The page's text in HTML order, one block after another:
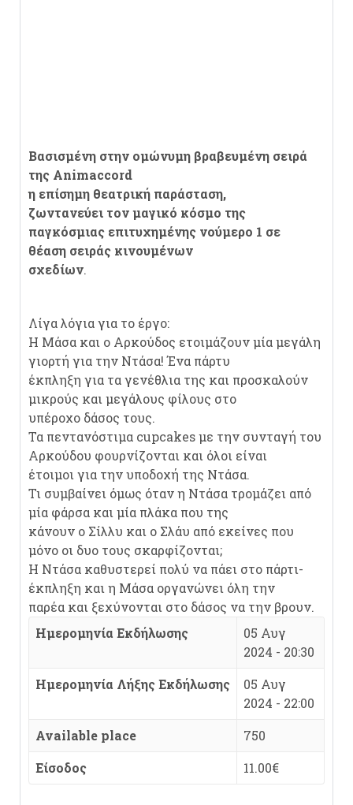
Βασισμένη στην ομώνυμη βραβευμένη σειρά
της Animaccord
η επίσημη θεατρική παράσταση,
ζωντανεύει τον μαγικό κόσμο της
παγκόσμιας επιτυχημένης νούμερο 1 σε
θέαση σειράς κινουμένων
σχεδίων.
Λίγα λόγια για το έργο:
Η Μάσα και ο Αρκούδος ετοιμάζουν μία μεγάλη
γιορτή για την Ντάσα! Ένα πάρτυ
έκπληξη για τα γενέθλια της και προσκαλούν
μικρούς και μεγάλους φίλους στο
υπέροχο δάσος τους.
Τα πεντανόστιμα cupcakes με την συνταγή του
Αρκούδου φουρνίζονται και όλοι είναι
έτοιμοι για την υποδοχή της Ντάσα.
Τι συμβαίνει όμως όταν η Ντάσα τρομάζει από
μία φάρσα και μία πλάκα που της
κάνουν ο Σίλλυ και ο Σλάυ από εκείνες που
μόνο οι δυο τους σκαρφίζονται;
Η Ντάσα καθυστερεί πολύ να πάει στο πάρτι-
έκπληξη και η Μάσα οργανώνει όλη την
παρέα και ξεχύνονται στο δάσος να την βρουν.
Ημερομηνία Εκδήλωσης
05 Αυγ
2024 - 20:30
Ημερομηνία Λήξης Εκδήλωσης
05 Αυγ
2024 - 22:00
Available place
750
Είσοδος
11.00€